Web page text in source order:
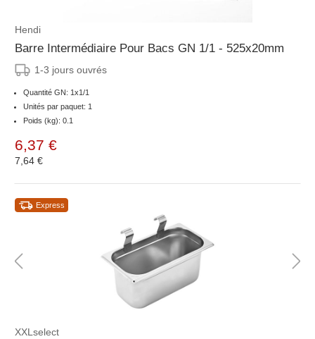
Hendi
Barre Intermédiaire Pour Bacs GN 1/1 - 525x20mm
1-3 jours ouvrés
Quantité GN: 1x1/1
Unités par paquet: 1
Poids (kg): 0.1
6,37 €
7,64 €
Express
XXLselect